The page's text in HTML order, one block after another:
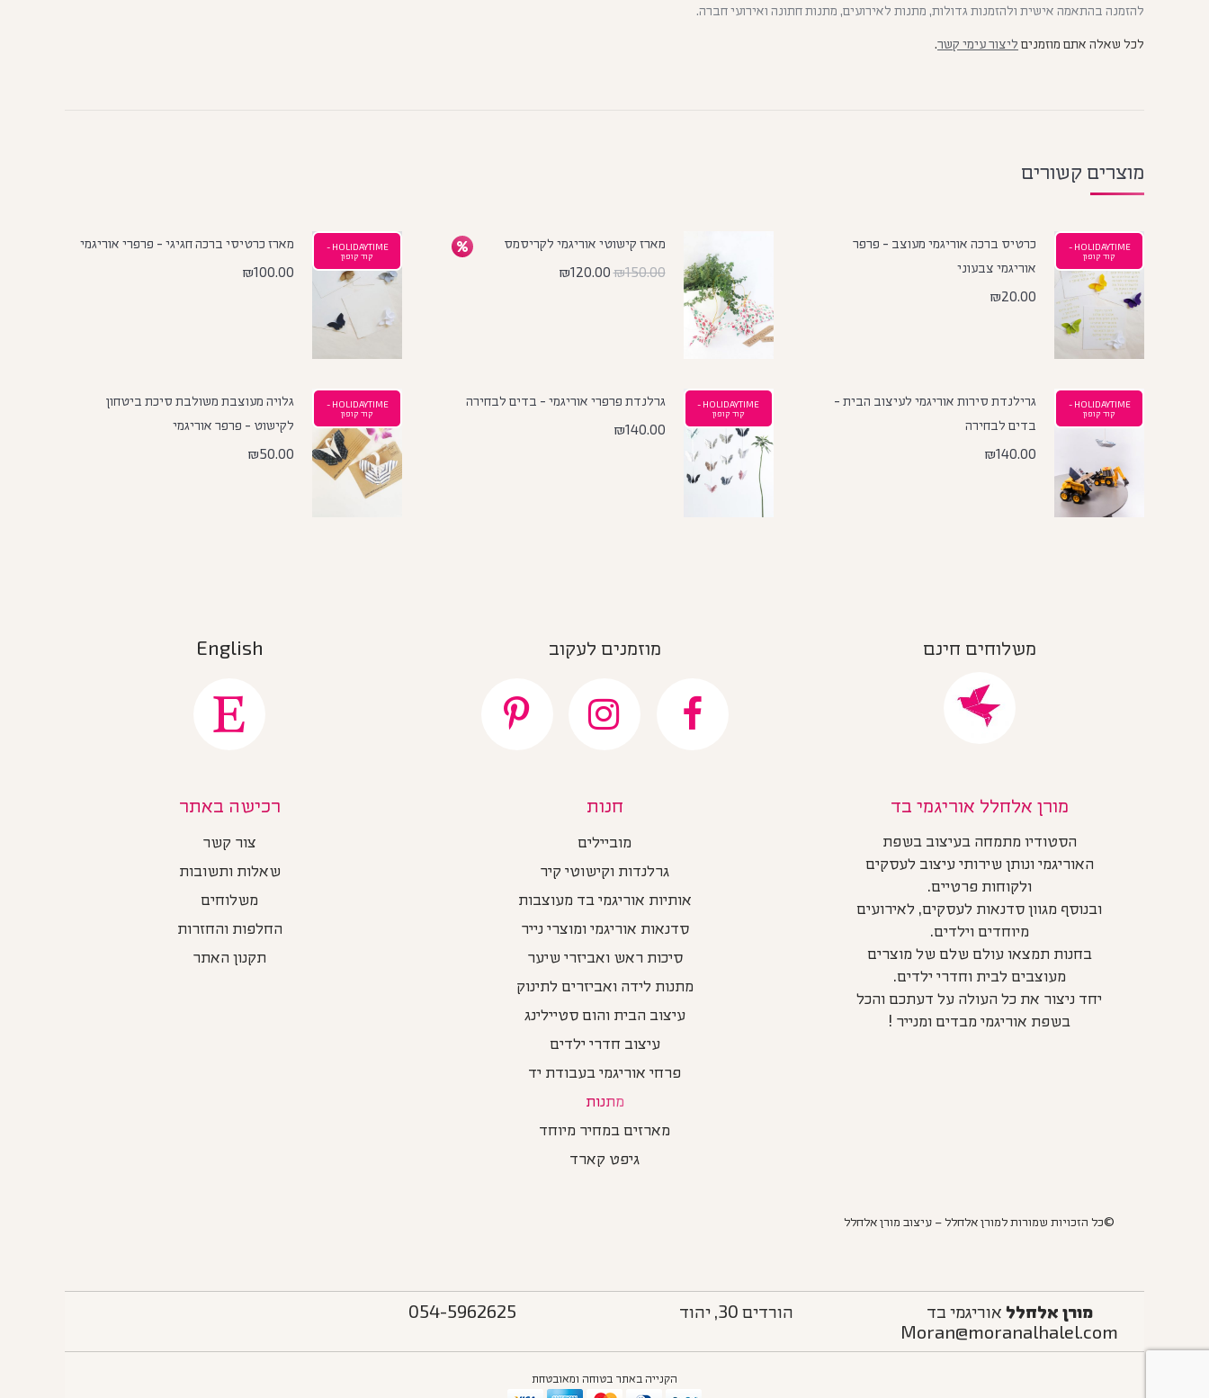
להזמנה בהתאמה אישית ולהזמנות גדולות, מתנות לאירועים, מתנות חתונה ואירועי חברה.
לכל שאלה אתם מוזמנים ליצור עימי קשר
מוצרים קשורים
HOLIDAYTIME -
קוד קופון
כרטיס ברכה אוריגמי מעוצב - פרפר
אוריגמי צבעוני
₪20.00
מארז קישוטי אוריגמי לקריסמס
₪150.00
₪120.00
HOLIDAYTIME -
קוד קופון
מארז כרטיסי ברכה חגיגי - פרפרי אוריגמי
₪100.00
HOLIDAYTIME -
קוד קופון
גרילנדת סירות אוריגמי לעיצוב הבית -
בדים לבחירה
₪140.00
HOLIDAYTIME -
קוד קופון
גרלנדת פרפרי אוריגמי - בדים לבחירה
₪140.00
HOLIDAYTIME -
קוד קופון
גלויה מעוצבת משולבת סיכת ביטחון
לקישוט - פרפר אוריגמי
₪50.00
משלוחים חינם מוזמנים לעקוב English
מורן אלחלל אוריגמי בד
הסטודיו מתמחה בעיצוב בשפת
האוריגמי ונותן שירותי עיצוב לעסקים
ולקוחות פרטיים.
ובנוסף מגוון סדנאות לעסקים, לאירועים
מיוחדים וילדים.
בחנות תמצאו עולם שלם של מוצרים
מעוצבים לבית וחדרי ילדים.
יחד ניצור את כל העולה על דעתכם והכל
בשפת אוריגמי מבדים ומנייר !
חנות
מוביילים
גרלנדות וקישוטי קיר
אותיות אוריגמי בד מעוצבות
סדנאות אוריגמי ומוצרי נייר
סיכות ראש ואביזרי שיער
מתנות לידה ואביזרים לתינוק
עיצוב הבית והום סטיילינג
עיצוב חדרי ילדים
פרחי אוריגמי בעבודת יד
מתנות
מארזים במחיר מיוחד
גיפט קארד
רכישה באתר
צור קשר
שאלות ותשובות
משלוחים
החלפות והחזרות
תקנון האתר
©כל הזכויות שמורות למורן אלחלל – עיצוב מורן אלחלל
מורן אלחלל אוריגמי בד הורדים 30, יהוד
054-5962625
Moran@moranalhalel.com
הקנייה באתר בטוחה ומאובטחת